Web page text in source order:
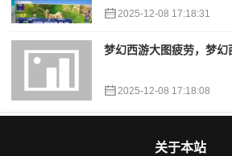
2025-12-08 17:18:31
梦幻西游大图疲劳，梦
2025-12-08 17:18:08
关于本站